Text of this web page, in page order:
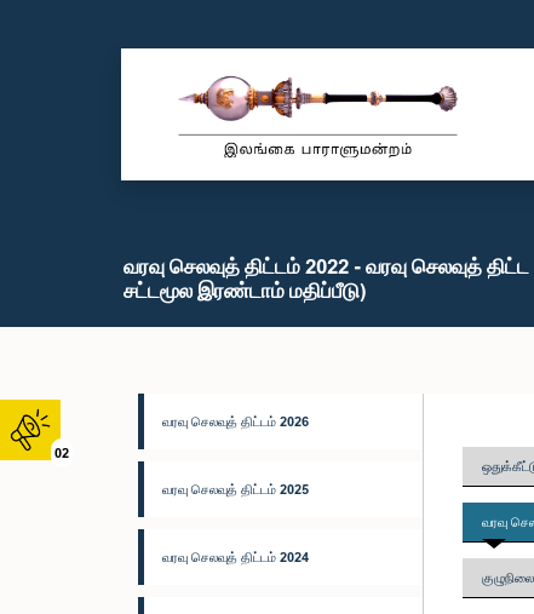
02
வரவு செலவுத் திட்டம் 2022 - வரவு செலவுத்
சட்டமூல இரண்டாம் மதிப்பீடு)
வரவு செலவுத் திட்டம் 2026
வரவு செலவுத் திட்டம் 2025
வரவு செலவுத் திட்டம் 2024
வரவு